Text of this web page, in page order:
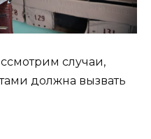
случаи,
должна вызвать